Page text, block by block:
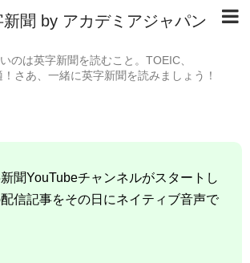
聞 by アカデミアジャパン
のは英字新聞を読むこと。TOEIC、
さあ、一緒に英字新聞を読みましょう！
聞YouTubeチャンネルがスタートし
信記事をその日にネイティブ音声で